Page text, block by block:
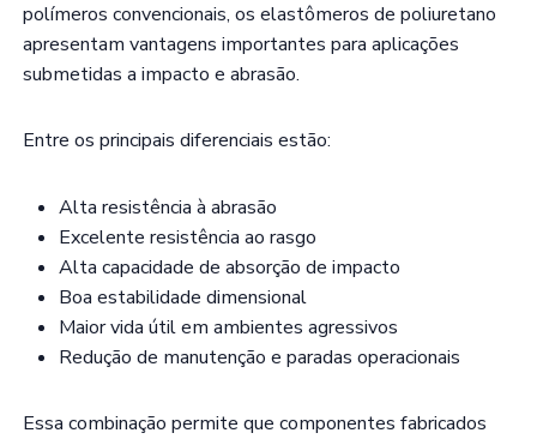
polímeros convencionais, os elastômeros de poliuretano
apresentam vantagens importantes para aplicações
submetidas a impacto e abrasão.
Entre os principais diferenciais estão:
Alta resistência à abrasão
Excelente resistência ao rasgo
Alta capacidade de absorção de impacto
Boa estabilidade dimensional
Maior vida útil em ambientes agressivos
Redução de manutenção e paradas operacionais
Essa combinação permite que componentes fabricados